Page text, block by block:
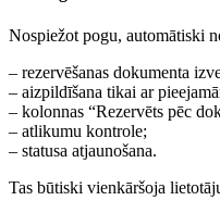
Nospiežot pogu, automātiski
– rezervēšanas dokumenta
– aizpildīšana tikai ar
– kolonnas “Rezervēts pēc
– atlikumu kontrole;
– statusa atjaunošana.
Tas būtiski vienkāršoja